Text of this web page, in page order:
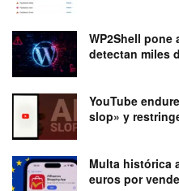
WP2Shell pone
detectan miles
YouTube
slop» y
Multa histórica
euros por